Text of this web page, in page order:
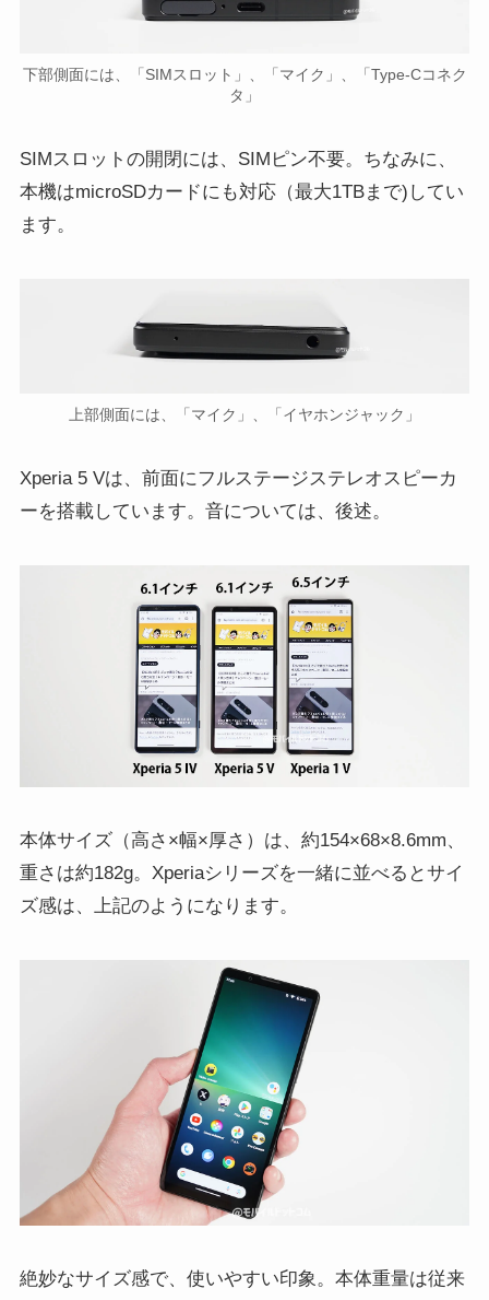
下部側面には、「SIMスロット」、「マイク」、「Type-Cコネク
タ」
SIMスロットの開閉には、SIMピン不要。ちなみに、
本機はmicroSDカードにも対応（最大1TBまで)してい
ます。
上部側面には、「マイク」、「イヤホンジャック」
Xperia 5 Vは、前面にフルステージステレオスピーカ
ーを搭載しています。音については、後述。
本体サイズ（高さ×幅×厚さ）は、約154×68×8.6mm、
重さは約182g。Xperiaシリーズを一緒に並べるとサイ
ズ感は、上記のようになります。
絶妙なサイズ感で、使いやすい印象。本体重量は従来